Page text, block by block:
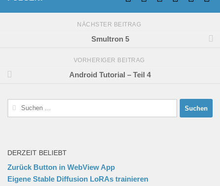
NÄCHSTER BEITRAG
Smultron 5
VORHERIGER BEITRAG
Android Tutorial – Teil 4
Suchen
nach:
DERZEIT BELIEBT
Zurück Button in WebView App
Eigene Stable Diffusion LoRAs trainieren